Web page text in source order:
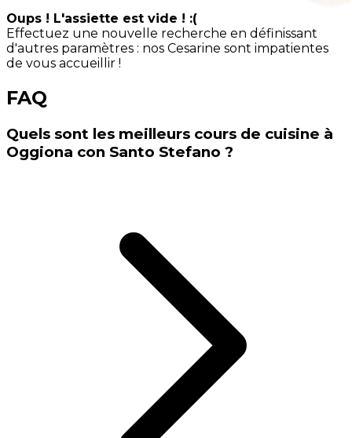
Oups ! L'assiette est vide ! :(
Effectuez une nouvelle recherche en définissant
d'autres paramètres : nos Cesarine sont impatientes
de vous accueillir !
FAQ
Quels sont les meilleurs cours de cuisine à
Oggiona con Santo Stefano ?